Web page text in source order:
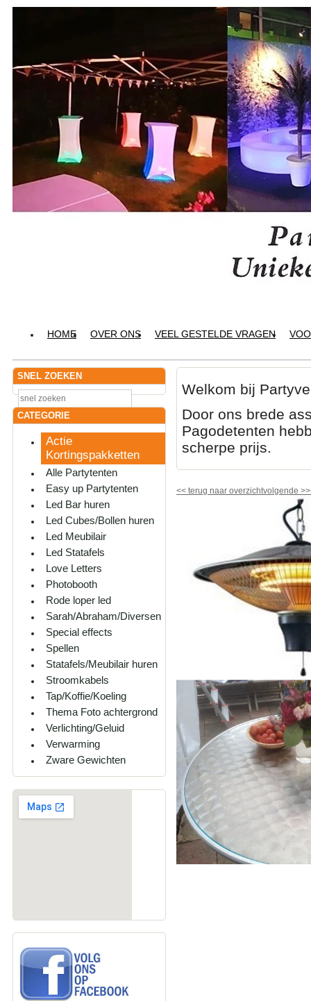
HOME OVER ONS VEEL GESTELDE VRAGEN
SNEL ZOEKEN
CATEGORIE
Actie
Kortingspakketten
Alle Partytenten
Easy up Partytenten
Led Bar huren
Led Cubes/Bollen huren
Led Meubilair
Led Statafels
Love Letters
Photobooth
Rode loper led
Sarah/Abraham/Diversen
Special effects
Spellen
Statafels/Meubilair huren
Stroomkabels
Tap/Koffie/Koeling
Thema Foto achtergrond
Verlichting/Geluid
Verwarming
Zware Gewichten
Welkom bij
Door ons brede
Pagodetenten
scherpe prijs.
<< terug naar overzichtvolgende >>